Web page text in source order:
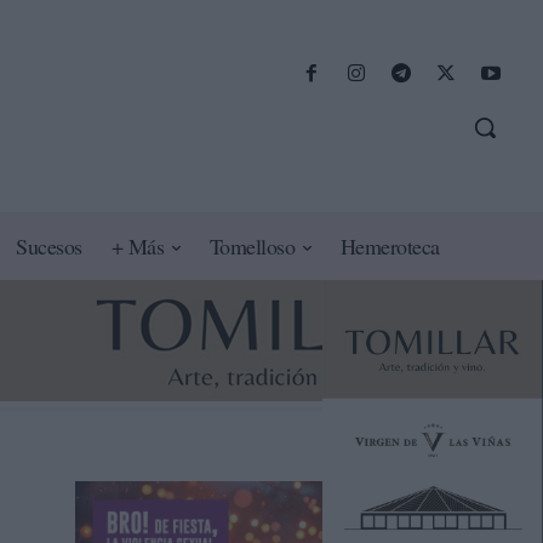
Sucesos + Más Tomelloso Hemeroteca